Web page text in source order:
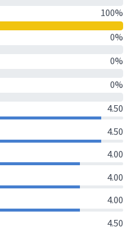
100%
0%
0%
0%
4.50
4.50
4.00
4.00
4.00
4.50